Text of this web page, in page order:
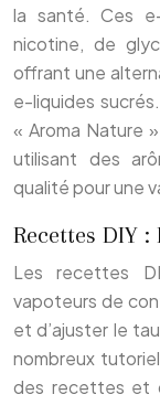
la santé. Ces
nicotine, de
offrant une
e-liquides
« Aroma Nature
utilisant des
qualité pour une
Recettes DIY
Les recettes
vapoteurs de
et d’ajuster le
nombreux
des recettes et